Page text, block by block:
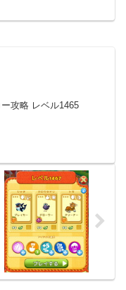
攻略 レベル1465